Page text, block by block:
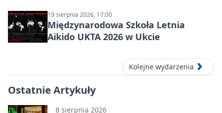
19 sierpnia 2026, 17:00
Międzynarodowa Szkoła Letnia
Aikido UKTA 2026 w Ukcie
Kolejne wydarzenia
Ostatnie Artykuły
8 sierpnia 2026